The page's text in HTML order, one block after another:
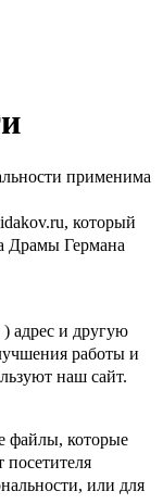
применима
который
Драмы Германа
адрес и другую
работы и
наш сайт.
файлы, которые
посетителя
или для